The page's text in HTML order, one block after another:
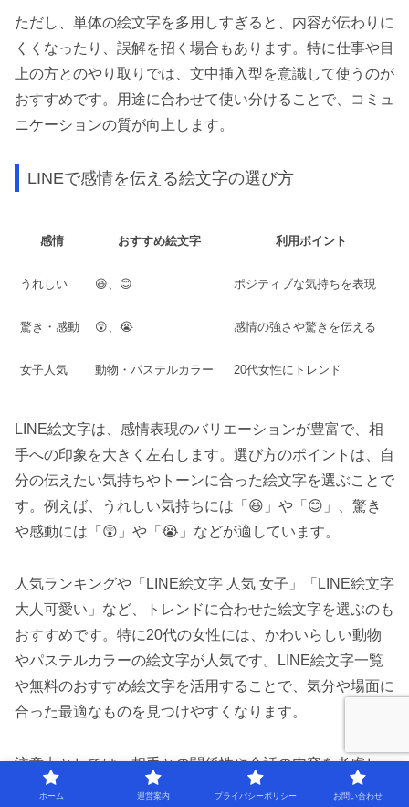
ただし、単体の絵文字を多用しすぎると、内容が伝わりに
くくなったり、誤解を招く場合もあります。特に仕事や目
上の方とのやり取りでは、文中挿入型を意識して使うのが
おすすめです。用途に合わせて使い分けることで、コミュ
ニケーションの質が向上します。
LINEで感情を伝える絵文字の選び方
感情 おすすめ絵文字 利用ポイント
うれしい 😆、😊 ポジティブな気持ちを表現
驚き・感動 😲、😭 感情の強さや驚きを伝える
女子人気 動物・パステルカラー 20代女性にトレンド
LINE絵文字は、感情表現のバリエーションが豊富で、相
手への印象を大きく左右します。選び方のポイントは、自
分の伝えたい気持ちやトーンに合った絵文字を選ぶことで
す。例えば、うれしい気持ちには「😆」や「😊」、驚き
や感動には「😲」や「😭」などが適しています。
人気ランキングや「LINE絵文字 人気 女子」「LINE絵文字
大人可愛い」など、トレンドに合わせた絵文字を選ぶのも
おすすめです。特に20代の女性には、かわいらしい動物
やパステルカラーの絵文字が人気です。LINE絵文字一覧
や無料のおすすめ絵文字を活用することで、気分や場面に
合った最適なものを見つけやすくなります。
注意点としては、相手との関係性や会話の内容を考慮し、
誤解を招かないよう配慮することが大切です。例えば、初
ホーム 運営案内 プライバシーポリシー お問い合わせ